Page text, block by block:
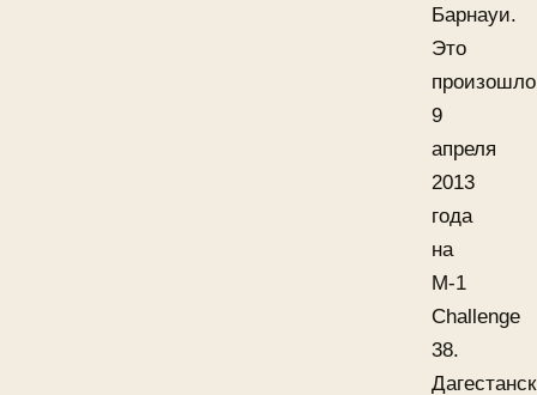
Барнауи.
Это
произошло
9
апреля
2013
года
на
M-1
Challenge
38.